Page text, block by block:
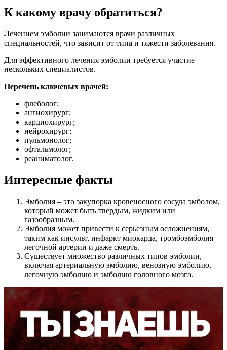
К какому врачу обратиться?
Лечением эмболии занимаются врачи различных
специальностей, что зависит от типа и тяжести заболевания.
Для эффективного лечения эмболии требуется участие
нескольких специалистов.
Перечень ключевых врачей:
флеболог;
ангиохирург;
кардиохирург;
нейрохирург;
пульмонолог;
офтальмолог;
реаниматолог.
Интересные факты
Эмболия – это закупорка кровеносного сосуда эмболом,
который может быть твердым, жидким или
газообразным.
Эмболия может привести к серьезным осложнениям,
таким как инсульт, инфаркт миокарда, тромбоэмболия
легочной артерии и даже смерть.
Существует множество различных типов эмболии,
включая артериальную эмболию, венозную эмболию,
легочную эмболию и эмболию головного мозга.